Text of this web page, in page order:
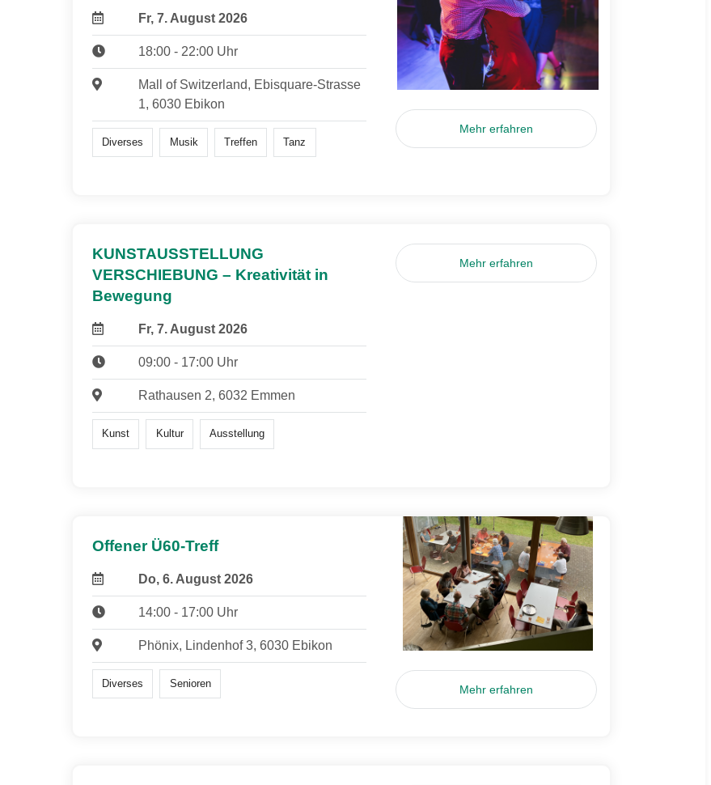
Fr, 7. August 2026
18:00 - 22:00 Uhr
Mall of Switzerland, Ebisquare-Strasse
1, 6030 Ebikon
Diverses Musik Treffen Tanz
Mehr erfahren
KUNSTAUSSTELLUNG
VERSCHIEBUNG – Kreativität in
Bewegung
Fr, 7. August 2026
09:00 - 17:00 Uhr
Rathausen 2, 6032 Emmen
Kunst Kultur Ausstellung
Mehr erfahren
Offener Ü60-Treff
Do, 6. August 2026
14:00 - 17:00 Uhr
Phönix, Lindenhof 3, 6030 Ebikon
Diverses Senioren Mehr erfahren